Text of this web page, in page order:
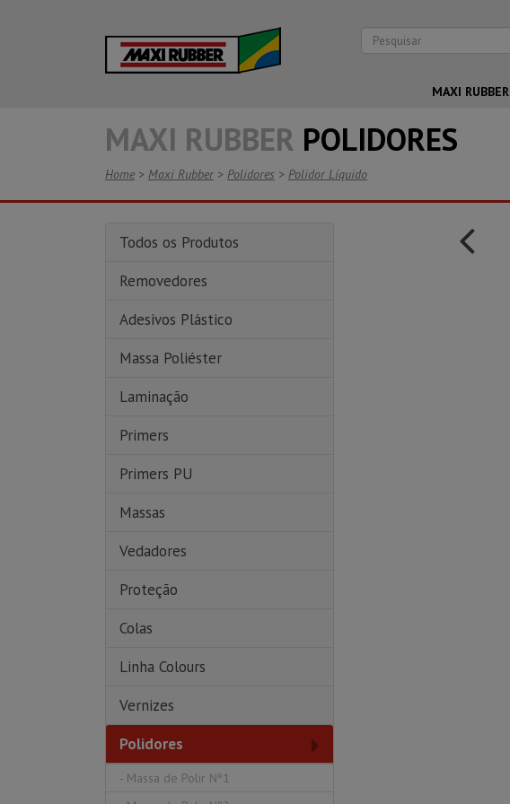
MAXI RUBBER
MAXI RUBBER POLIDORES
Home > Maxi Rubber > Polidores > Polidor Líquido
Todos os Produtos
Removedores
Adesivos Plástico
Massa Poliéster
Laminação
Primers
Primers PU
Massas
Vedadores
Proteção
Colas
Linha Colours
Vernizes
Polidores
- Massa de Polir Nº1